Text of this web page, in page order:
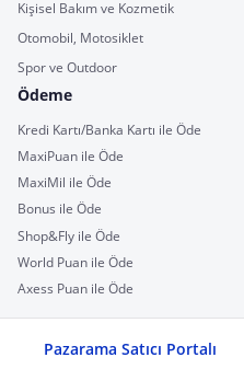
Kişisel Bakım ve Kozmetik
Otomobil, Motosiklet
Spor ve Outdoor
Ödeme
Kredi Kartı/Banka Kartı ile Öde
MaxiPuan ile Öde
MaxiMil ile Öde
Bonus ile Öde
Shop&Fly ile Öde
World Puan ile Öde
Axess Puan ile Öde
Pazarama Satıcı Portalı